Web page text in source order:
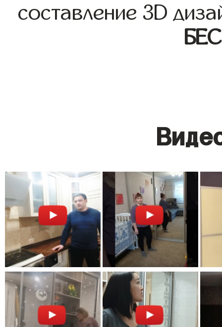
составление 3D